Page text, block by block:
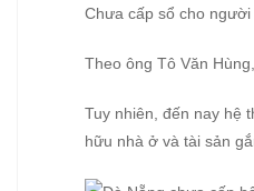
Chưa cấp sổ cho
Theo ông Tô Văn
Tuy nhiên, đến nay hệ
hữu nhà ở và tài sản